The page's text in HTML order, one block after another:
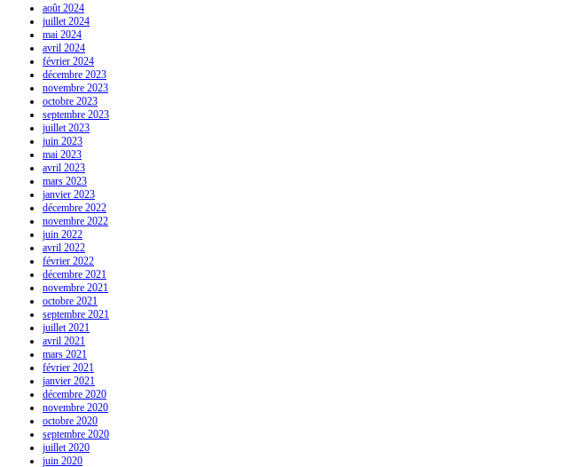
août 2024
juillet 2024
mai 2024
avril 2024
février 2024
décembre 2023
novembre 2023
octobre 2023
septembre 2023
juillet 2023
juin 2023
mai 2023
avril 2023
mars 2023
janvier 2023
décembre 2022
novembre 2022
juin 2022
avril 2022
février 2022
décembre 2021
novembre 2021
octobre 2021
septembre 2021
juillet 2021
avril 2021
mars 2021
février 2021
janvier 2021
décembre 2020
novembre 2020
octobre 2020
septembre 2020
juillet 2020
juin 2020